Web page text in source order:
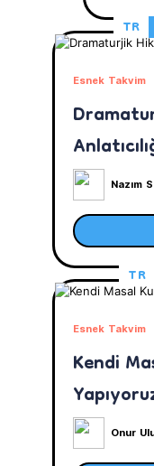
TR
Esnek Takvim
Nazım
TR
Esnek Takvim
Kendi
Onur